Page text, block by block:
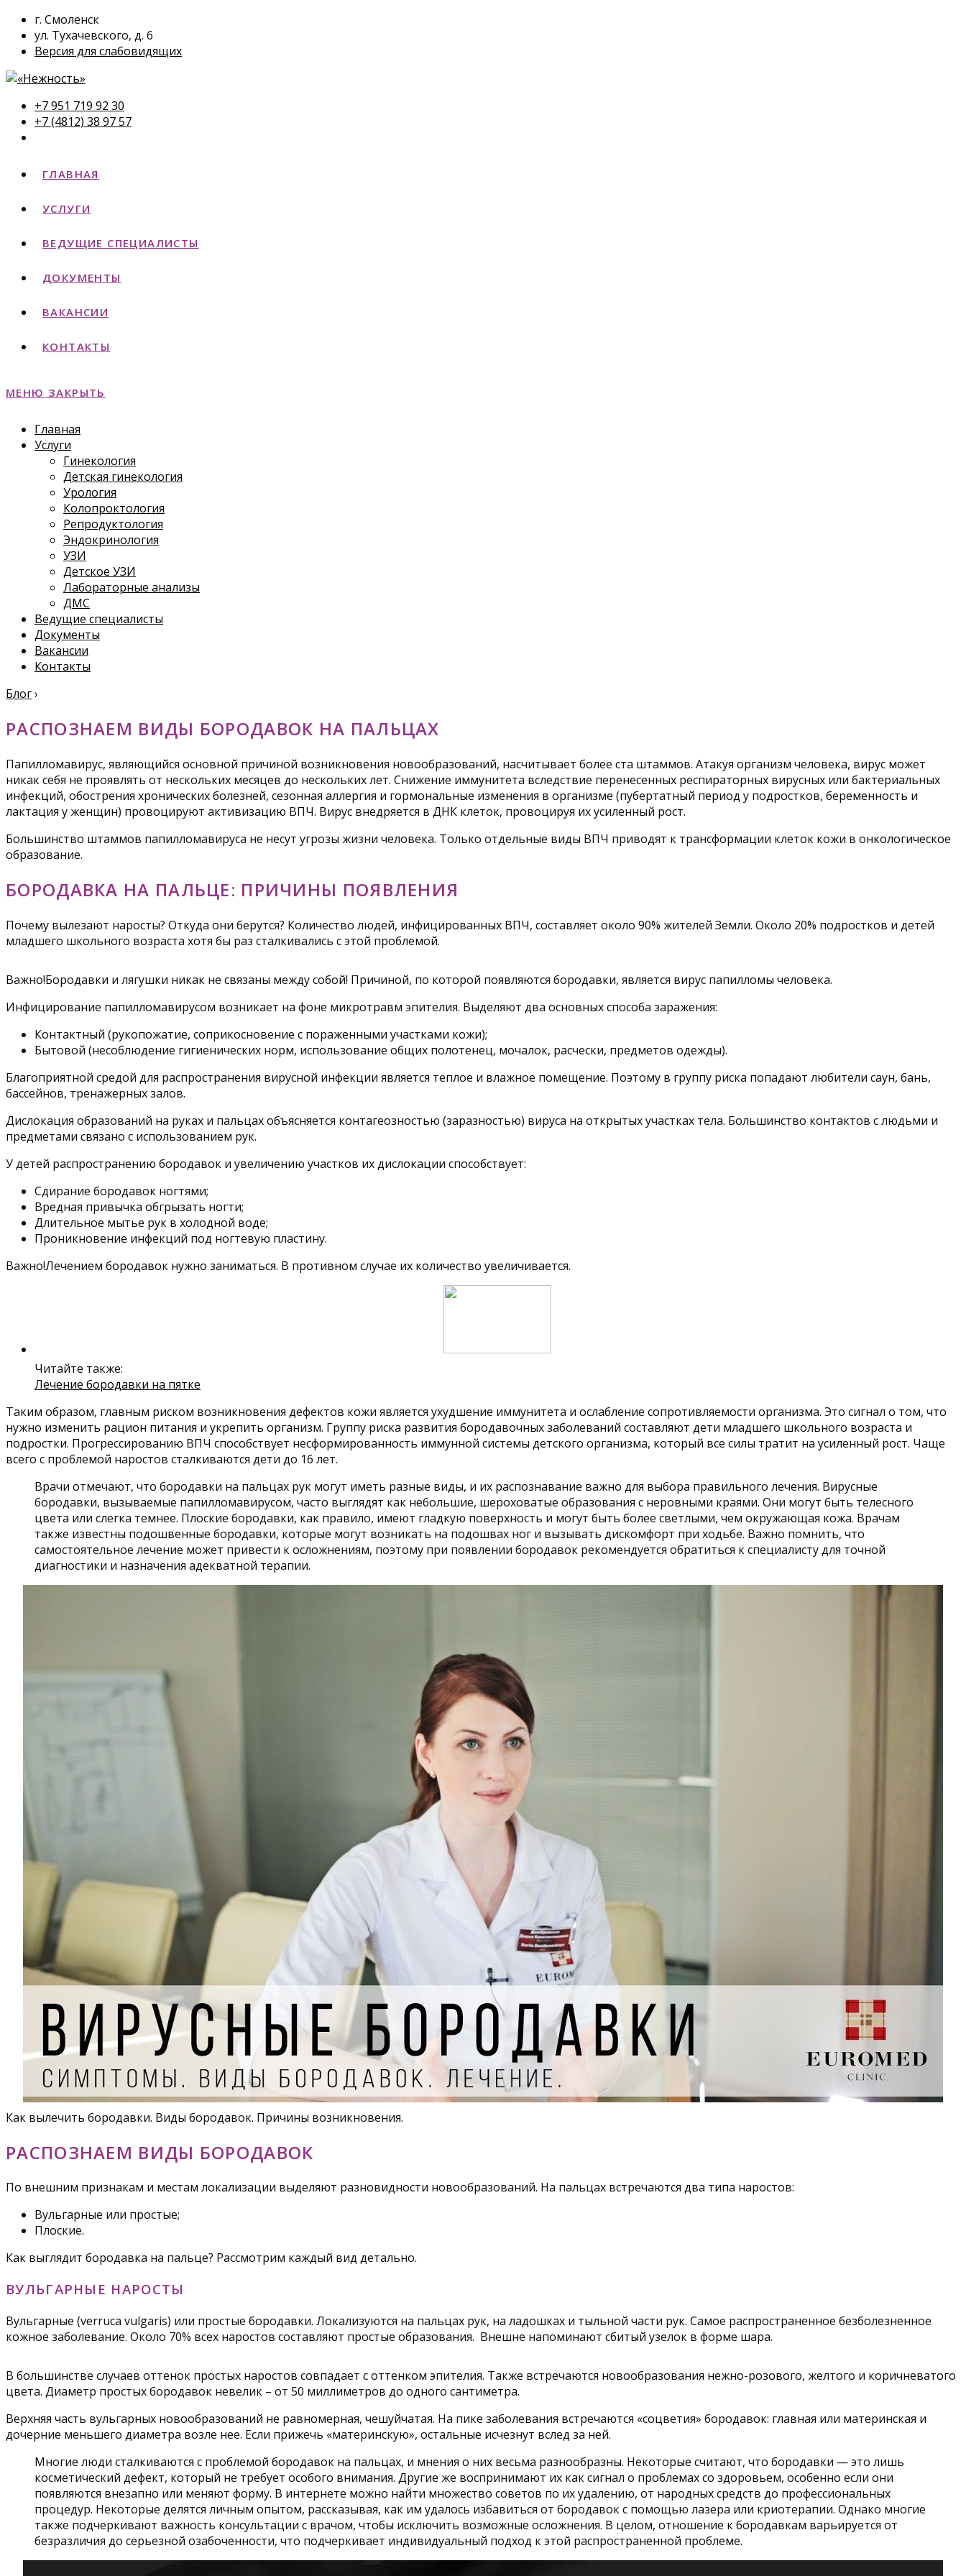
г. Смоленск
ул. Тухачевского, д. 6
Версия для слабовидящих
+7 951 719 92 30
+7 (4812) 38 97 57
ГЛАВНАЯ
УСЛУГИ
ВЕДУЩИЕ СПЕЦИАЛИСТЫ
ДОКУМЕНТЫ
ВАКАНСИИ
КОНТАКТЫ
МЕНЮ ЗАКРЫТЬ
Главная
Услуги
Гинекология
Детская гинекология
Урология
Колопроктология
Репродуктология
Эндокринология
УЗИ
Детское УЗИ
Лабораторные анализы
ДМС
Ведущие специалисты
Документы
Вакансии
Контакты
Блог›
РАСПОЗНАЕМ ВИДЫ БОРОДАВОК НА ПАЛЬЦАХ
Папилломавирус, являющийся основной причиной возникновения новообразований, насчитывает более ста штаммов. Атакуя организм человека, вирус может
никак себя не проявлять от нескольких месяцев до нескольких лет. Снижение иммунитета вследствие перенесенных респираторных вирусных или бактериальных
инфекций, обострения хронических болезней, сезонная аллергия и гормональные изменения в организме (пубертатный период у подростков, беременность и
лактация у женщин) провоцируют активизацию ВПЧ. Вирус внедряется в ДНК клеток, провоцируя их усиленный рост.
Большинство штаммов папилломавируса не несут угрозы жизни человека. Только отдельные виды ВПЧ приводят к трансформации клеток кожи в онкологическое
образование.
БОРОДАВКА НА ПАЛЬЦЕ: ПРИЧИНЫ ПОЯВЛЕНИЯ
Почему вылезают наросты? Откуда они берутся? Количество людей, инфицированных ВПЧ, составляет около 90% жителей Земли. Около 20% подростков и детей
младшего школьного возраста хотя бы раз сталкивались с этой проблемой.
Важно!Бородавки и лягушки никак не связаны между собой! Причиной, по которой появляются бородавки, является вирус папилломы человека.
Инфицирование папилломавирусом возникает на фоне микротравм эпителия. Выделяют два основных способа заражения:
Контактный (рукопожатие, соприкосновение с пораженными участками кожи);
Бытовой (несоблюдение гигиенических норм, использование общих полотенец, мочалок, расчески, предметов одежды).
Благоприятной средой для распространения вирусной инфекции является теплое и влажное помещение. Поэтому в группу риска попадают любители саун, бань,
бассейнов, тренажерных залов.
Дислокация образований на руках и пальцах объясняется контагеозностью (заразностью) вируса на открытых участках тела. Большинство контактов с людьми и
предметами связано с использованием рук.
У детей распространению бородавок и увеличению участков их дислокации способствует:
Сдирание бородавок ногтями;
Вредная привычка обгрызать ногти;
Длительное мытье рук в холодной воде;
Проникновение инфекций под ногтевую пластину.
Важно!Лечением бородавок нужно заниматься. В противном случае их количество увеличивается.
Читайте также:
Лечение бородавки на пятке
Таким образом, главным риском возникновения дефектов кожи является ухудшение иммунитета и ослабление сопротивляемости организма. Это сигнал о том, что
нужно изменить рацион питания и укрепить организм. Группу риска развития бородавочных заболеваний составляют дети младшего школьного возраста и
подростки. Прогрессированию ВПЧ способствует несформированность иммунной системы детского организма, который все силы тратит на усиленный рост. Чаще
всего с проблемой наростов сталкиваются дети до 16 лет.
Врачи отмечают, что бородавки на пальцах рук могут иметь разные виды, и их распознавание важно для выбора правильного лечения. Вирусные
бородавки, вызываемые папилломавирусом, часто выглядят как небольшие, шероховатые образования с неровными краями. Они могут быть телесного
цвета или слегка темнее. Плоские бородавки, как правило, имеют гладкую поверхность и могут быть более светлыми, чем окружающая кожа. Врачам
также известны подошвенные бородавки, которые могут возникать на подошвах ног и вызывать дискомфорт при ходьбе. Важно помнить, что
самостоятельное лечение может привести к осложнениям, поэтому при появлении бородавок рекомендуется обратиться к специалисту для точной
диагностики и назначения адекватной терапии.
Как вылечить бородавки. Виды бородавок. Причины возникновения.
РАСПОЗНАЕМ ВИДЫ БОРОДАВОК
По внешним признакам и местам локализации выделяют разновидности новообразований. На пальцах встречаются два типа наростов:
Вульгарные или простые;
Плоские.
Как выглядит бородавка на пальце? Рассмотрим каждый вид детально.
ВУЛЬГАРНЫЕ НАРОСТЫ
Вульгарные (verruca vulgaris) или простые бородавки. Локализуются на пальцах рук, на ладошках и тыльной части рук. Самое распространенное безболезненное
кожное заболевание. Около 70% всех наростов составляют простые образования. Внешне напоминают сбитый узелок в форме шара.
В большинстве случаев оттенок простых наростов совпадает с оттенком эпителия. Также встречаются новообразования нежно-розового, желтого и коричневатого
цвета. Диаметр простых бородавок невелик – от 50 миллиметров до одного сантиметра.
Верхняя часть вульгарных новообразований не равномерная, чешуйчатая. На пике заболевания встречаются «соцветия» бородавок: главная или материнская и
дочерние меньшего диаметра возле нее. Если прижечь «материнскую», остальные исчезнут вслед за ней.
Многие люди сталкиваются с проблемой бородавок на пальцах, и мнения о них весьма разнообразны. Некоторые считают, что бородавки — это лишь
косметический дефект, который не требует особого внимания. Другие же воспринимают их как сигнал о проблемах со здоровьем, особенно если они
появляются внезапно или меняют форму. В интернете можно найти множество советов по их удалению, от народных средств до профессиональных
процедур. Некоторые делятся личным опытом, рассказывая, как им удалось избавиться от бородавок с помощью лазера или криотерапии. Однако многие
также подчеркивают важность консультации с врачом, чтобы исключить возможные осложнения. В целом, отношение к бородавкам варьируется от
безразличия до серьезной озабоченности, что подчеркивает индивидуальный подход к этой распространенной проблеме.